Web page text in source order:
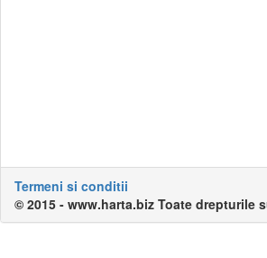
Termeni si conditii
© 2015 - www.harta.biz Toate drepturile